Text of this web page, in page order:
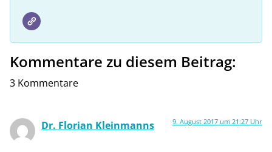
Kommentare zu diesem Beitrag:
3 Kommentare
Dr. Florian Kleinmanns 9. August 2017 um 21:27 Uhr